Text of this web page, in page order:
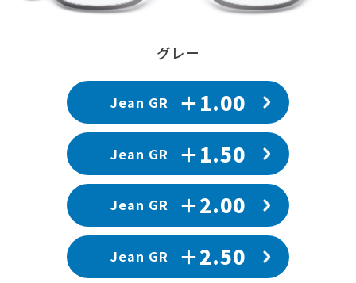
グレー
Jean GR ＋1.00
Jean GR ＋1.50
Jean GR ＋2.00
Jean GR ＋2.50